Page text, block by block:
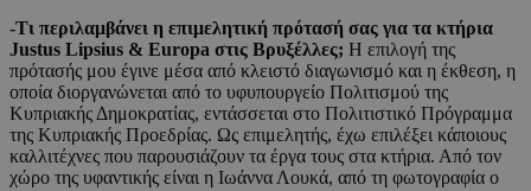
-Τι περιλαμβάνει η επιμελητική πρότασή σας για τα κτήρια
Justus Lipsius & Europa στις Βρυξέλλες; Η επιλογή της
πρότασής μου έγινε μέσα από κλειστό διαγωνισμό και η έκθεση, η
οποία διοργανώνεται από το υφυπουργείο Πολιτισμού της
Κυπριακής Δημοκρατίας, εντάσσεται στο Πολιτιστικό Πρόγραμμα
της Κυπριακής Προεδρίας. Ως επιμελητής, έχω επιλέξει κάποιους
καλλιτέχνες που παρουσιάζουν τα έργα τους στα κτήρια. Από τον
χώρο της υφαντικής είναι η Ιωάννα Λουκά, από τη φωτογραφία ο